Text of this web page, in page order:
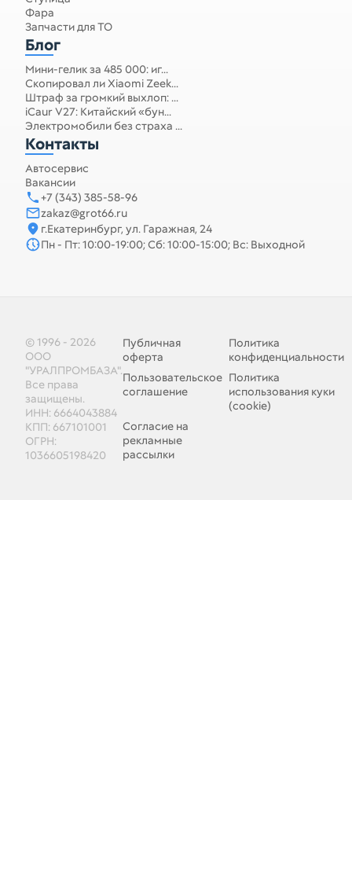
Фара
Запчасти для ТО
Блог
Мини-гелик за 485 000: иг...
Скопировал ли Xiaomi Zeek...
Штраф за громкий выхлоп: ...
iCaur V27: Китайский «бун...
Электромобили без страха ...
Контакты
Автосервис
Вакансии
+7 (343) 385-58-96
zakaz@grot66.ru
г.Екатеринбург, ул. Гаражная, 24
Пн - Пт: 10:00-19:00; Сб: 10:00-15:00; Вс: Выходной
© 1996 - 2026
ООО
"УРАЛПРОМБАЗА".
Все права
защищены.
ИНН: 6664043884
КПП: 667101001
ОГРН:
1036605198420
Публичная
оферта
Политика
конфиденциальности
Пользовательское
соглашение
Политика
использования куки
(cookie)
Согласие на
рекламные
рассылки